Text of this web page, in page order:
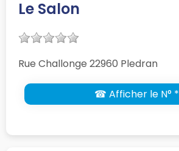
Le Salon
Rue Challonge 22960 Pledran
☎ Afficher le N° *